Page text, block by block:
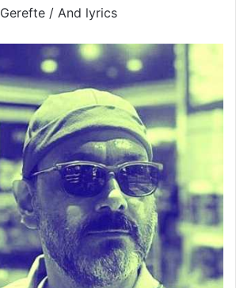
Gerefte / And lyrics